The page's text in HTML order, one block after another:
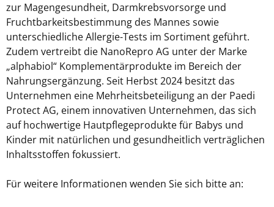
zur Magengesundheit, Darmkrebsvorsorge und
Fruchtbarkeitsbestimmung des Mannes sowie
unterschiedliche Allergie-Tests im Sortiment geführt.
Zudem vertreibt die NanoRepro AG unter der Marke
„alphabiol“ Komplementärprodukte im Bereich der
Nahrungsergänzung. Seit Herbst 2024 besitzt das
Unternehmen eine Mehrheitsbeteiligung an der Paedi
Protect AG, einem innovativen Unternehmen, das sich
auf hochwertige Hautpflegeprodukte für Babys und
Kinder mit natürlichen und gesundheitlich verträglichen
Inhaltsstoffen fokussiert.
Für weitere Informationen wenden Sie sich bitte an: